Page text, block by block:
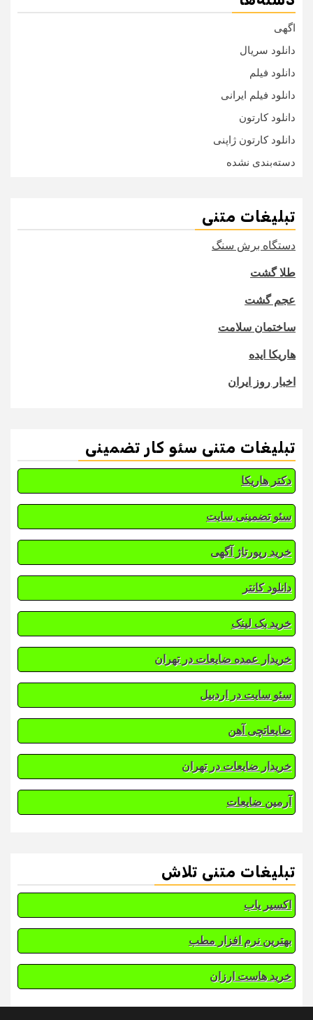
اگهی
دانلود سریال
دانلود فیلم
دانلود فیلم ایرانی
دانلود کارتون
دانلود کارتون ژاپنی
دسته‌بندی نشده
تبلیغات متنی
دستگاه برش سنگ
طلا گشت
عجم گشت
ساختمان سلامت
هاریکا ایده
اخبار روز ایران
تبلیغات متنی سئو کار تضمینی
دکتر هاریکا
سئو تضمینی سایت
خرید رپورتاژ آگهی
دانلود کانتر
خرید بک لینک
خریدار عمده ضایعات در تهران
سئو سایت در اردبیل
ضایعاتچی آهن
خریدار ضایعات در تهران
آرمین ضایعات
تبلیغات متنی تلاش
اکسیر یاب
بهترین نرم افزار مطب
خرید هاست ارزان